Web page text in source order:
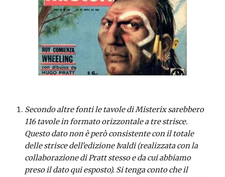
Secondo altre fonti le tavole di Misterix sarebbero
116 tavole in formato orizzontale a tre strisce.
Questo dato non è però consistente con il totale
delle strisce dell'edizione Ivaldi (realizzata con la
collaborazione di Pratt stesso e da cui abbiamo
preso il dato qui esposto). Si tenga conto che il